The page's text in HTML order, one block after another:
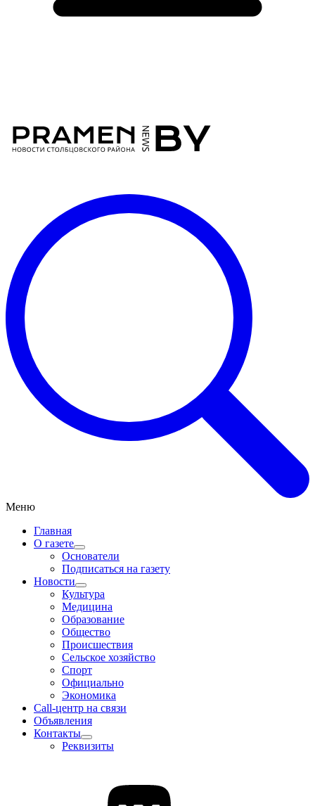
Меню
Главная
О газете
Основатели
Подписаться на газету
Новости
Культура
Медицина
Образование
Общество
Происшествия
Сельское хозяйство
Спорт
Официально
Экономика
Call-центр на связи
Объявления
Контакты
Реквизиты